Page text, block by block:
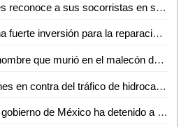
Cruz Roja Ciudad Valles reconoce a sus socorristas en su día
David Medina prevé una fuerte inversión para la reparación de vialidades dañadas por la lluvia
Era de San Antonio el hombre que murió en el malecón de Ciudad Valles
Estado fortalece acciones en contra del tráfico de hidrocarburo en las carreteras: SSPCE
En los últimos 15 días, gobierno de México ha detenido a mil 233 personas por delitos de alto impacto y asegurado cerca de 8 toneladas de droga